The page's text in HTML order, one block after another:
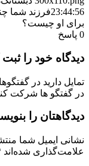
23:44:56فرزند شما
برای او چیست؟
0 پاسخ
دیدگاه خود را ثبت
تمایل دارید در
در گفتگو ها شرکت
دیدگاهتان را
نشانی ایمیل شما
علامت‌گذاری شده‌اند